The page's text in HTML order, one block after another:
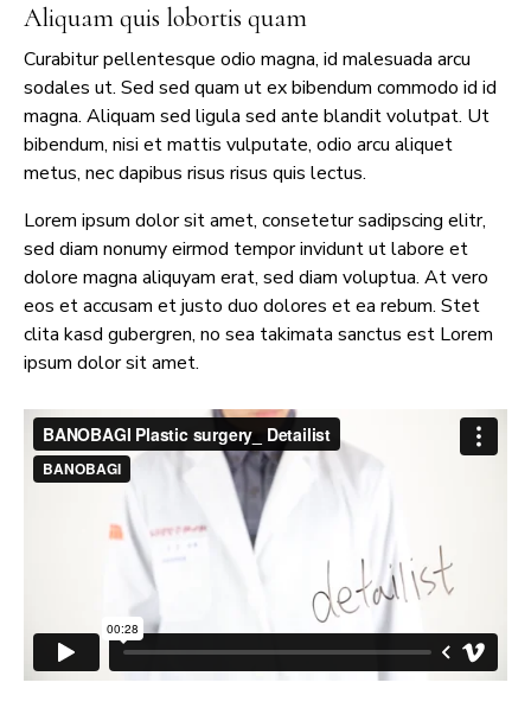
Aliquam quis lobortis quam
Curabitur pellentesque odio magna, id malesuada arcu
sodales ut. Sed sed quam ut ex bibendum commodo id id
magna. Aliquam sed ligula sed ante blandit volutpat. Ut
bibendum, nisi et mattis vulputate, odio arcu aliquet
metus, nec dapibus risus risus quis lectus.
Lorem ipsum dolor sit amet, consetetur sadipscing elitr,
sed diam nonumy eirmod tempor invidunt ut labore et
dolore magna aliquyam erat, sed diam voluptua. At vero
eos et accusam et justo duo dolores et ea rebum. Stet
clita kasd gubergren, no sea takimata sanctus est Lorem
ipsum dolor sit amet.